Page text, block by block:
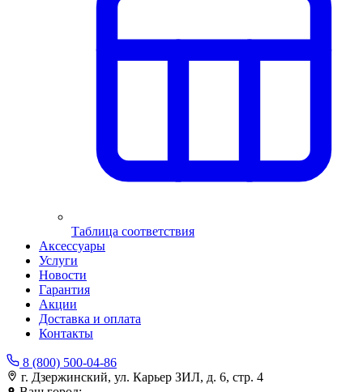
Таблица соответствия
Аксессуары
Услуги
Новости
Гарантия
Акции
Доставка и оплата
Контакты
8 (800) 500-04-86
г. Дзержинский, ул. Карьер ЗИЛ, д. 6, стр. 4